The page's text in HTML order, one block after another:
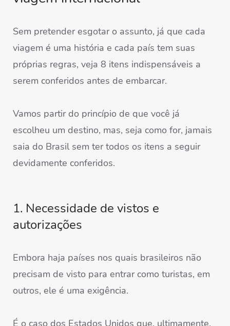
Sem pretender esgotar o assunto, já que cada
viagem é uma história e cada país tem suas
próprias regras, veja 8 itens indispensáveis a
serem conferidos antes de embarcar.
Vamos partir do princípio de que você já
escolheu um destino, mas, seja como for, jamais
saia do Brasil sem ter todos os itens a seguir
devidamente conferidos.
1. Necessidade de vistos e
autorizações
Embora haja países nos quais brasileiros não
precisam de visto para entrar como turistas, em
outros, ele é uma exigência.
É o caso dos Estados Unidos que, ultimamente,